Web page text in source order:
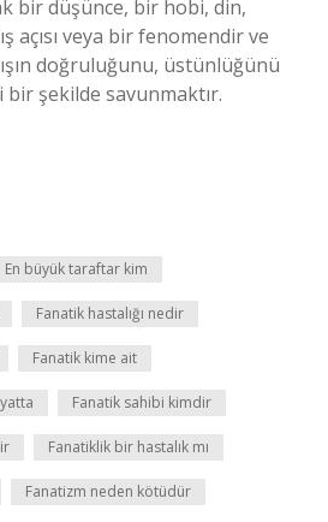
bir düşünce, bir hobi, din,
açısı veya bir fenomendir ve
doğruluğunu, üstünlüğünü
şekilde savunmaktır.
En büyük taraftar kim
Fanatik hastalığı nedir
Fanatik kime ait
Fanatik sahibi kimdir
Fanatiklik bir hastalık mı
Fanatizm neden kötüdür